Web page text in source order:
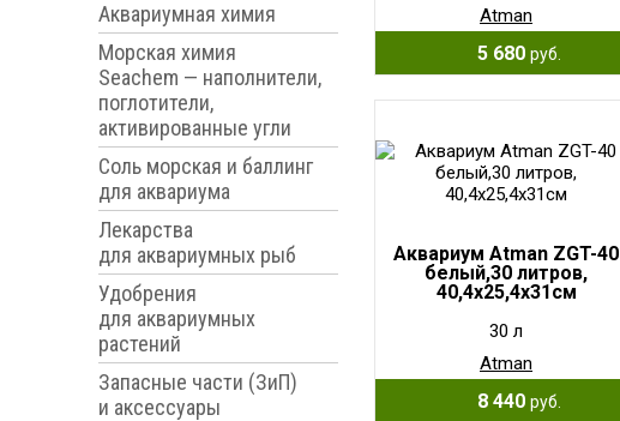
Аквариумная химия
Морская химия
Seachem — наполнители,
поглотители,
активированные угли
Соль морская и баллинг
для аквариума
Лекарства
для аквариумных рыб
Удобрения
для аквариумных
растений
Запасные части (ЗиП)
и аксессуары
Atman
5 680 руб.
Аквариум Atman ZGT-40
белый,30 литров,
40,4х25,4х31см
30 л
Atman
8 440 руб.